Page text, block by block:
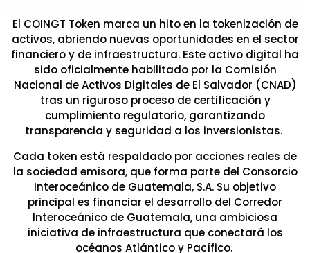
El COINGT Token marca un hito en la tokenización de
activos, abriendo nuevas oportunidades en el sector
financiero y de infraestructura. Este activo digital ha
sido oficialmente habilitado por la Comisión
Nacional de Activos Digitales de El Salvador (CNAD)
tras un riguroso proceso de certificación y
cumplimiento regulatorio, garantizando
transparencia y seguridad a los inversionistas.
Cada token está respaldado por acciones reales de
la sociedad emisora, que forma parte del Consorcio
Interoceánico de Guatemala, S.A. Su objetivo
principal es financiar el desarrollo del Corredor
Interoceánico de Guatemala, una ambiciosa
iniciativa de infraestructura que conectará los
océanos Atlántico y Pacífico.